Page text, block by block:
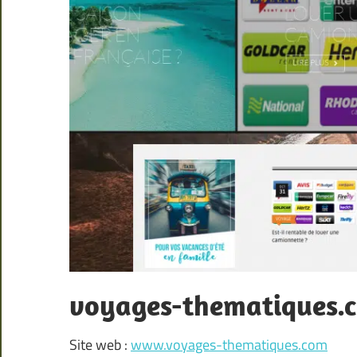
voyages-
Site web :www.voyages-thematiques.com